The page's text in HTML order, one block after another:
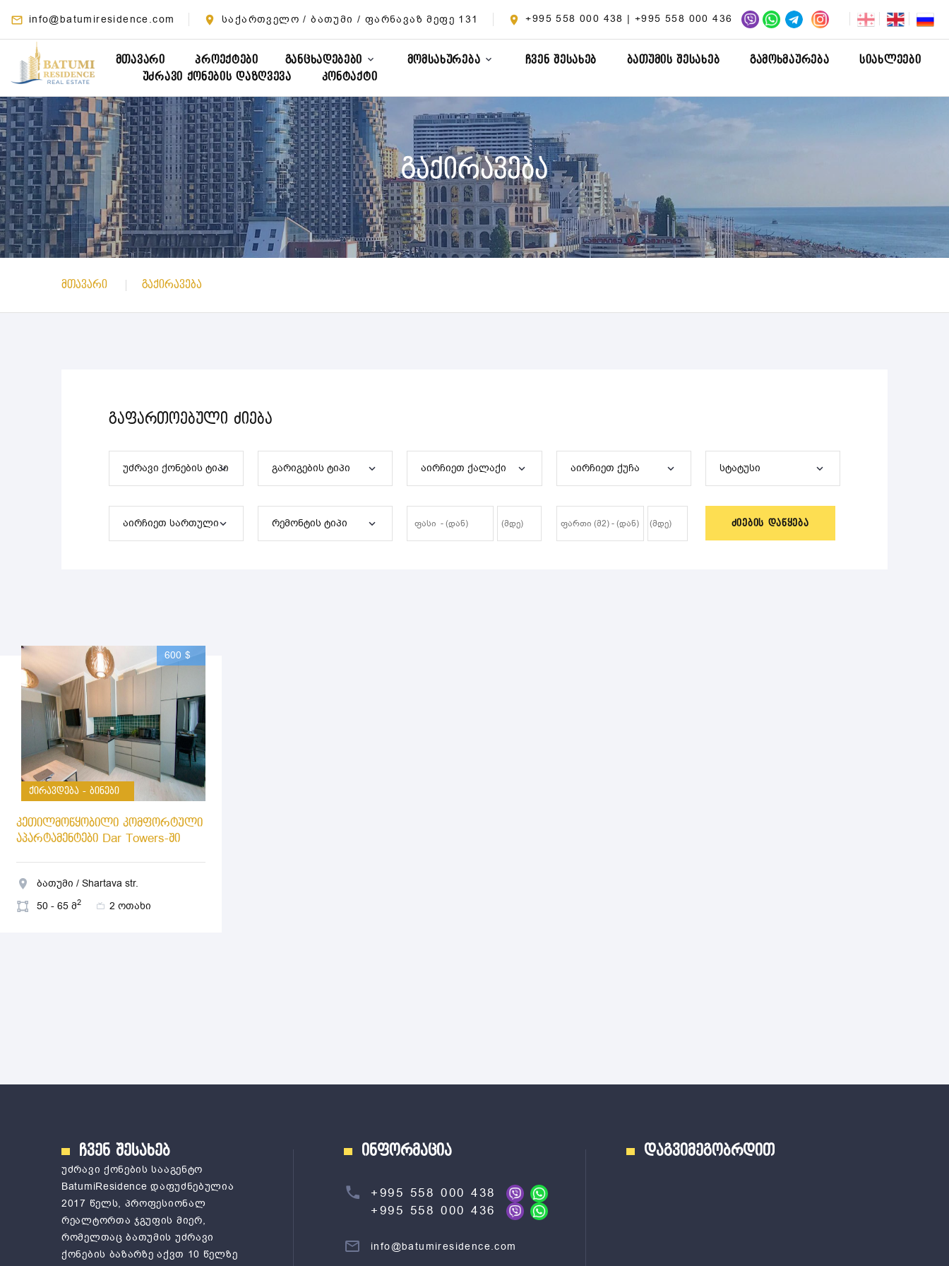
info@batumiresidence.com საქართველო / ბათუმი / ფარნავაზ მეფე 131 +995 558 000 438 | +995 558 000 436
ᲛᲗᲐᲕᲐᲠᲘ ᲞᲠᲝᲔᲥᲢᲔᲑᲘ ᲒᲐᲜᲪᲮᲐᲓᲔᲑᲔᲑᲘ ᲛᲝᲛᲡᲐᲮᲣᲠᲔᲑᲐ ᲩᲕᲔᲜ ᲨᲔᲡᲐᲮᲔᲑ ᲑᲐᲗᲣᲛᲘᲡ ᲨᲔᲡᲐᲮᲔᲑ ᲒᲐᲛᲝᲮᲛᲐᲣᲠᲔᲑᲐ
ᲡᲘᲐᲮᲚᲔᲔᲑᲘ
ᲣᲫᲠᲐᲕᲘ ᲥᲝᲜᲔᲑᲘᲡ ᲓᲐᲖᲦᲕᲔᲕᲐ
ᲙᲝᲜᲢᲐᲥᲢᲘ
გაქირავება
მთავარი გაქირავება
გაფართოებული ძიება
უძრავი ქონების ტიპი გარიგების ტიპი აირჩიეთ ქალაქი აირჩიეთ ქუჩა სტატუსი
აირჩიეთ სართული რემონტის ტიპი ᲫᲘᲔᲑᲘᲡ ᲓᲐᲬᲧᲔᲑᲐ
600 $
ქირავდება - ბინები
კეთილმოწყობილი კომფორტული
აპარტამენტები Dar Towers-ში
ბათუმი / Shartava str.
50 - 65 მ2 2 ოთახი
ჩვენ შესახებ
უძრავი ქონების სააგენტო
ВatumiResidence დაფუძნებულია
2017 წელს, პროფესიონალ
რეალტორთა ჯგუფის მიერ,
რომელთაც ბათუმის უძრავი
ქონების ბაზარზე აქვთ 10 წელზე
ინფორმაცია
+995 558 000 438
+995 558 000 436
info@batumiresidence.com
დაგვიმეგობრდით